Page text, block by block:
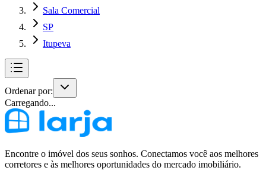
Sala Comercial
SP
Itupeva
Ordenar por:
Carregando...
Encontre o imóvel dos seus sonhos. Conectamos você aos melhores
corretores e às melhores oportunidades do mercado imobiliário.